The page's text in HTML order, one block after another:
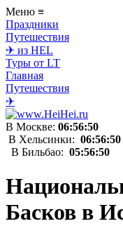
Меню ≡
Праздники
Путешествия
✈ из HEL
Туры от LT
Главная
Путешествия
✈
В Москве: 06:56:50
В Хельсинки: 06:56:50
В Бильбао: 05:56:50
Басков в